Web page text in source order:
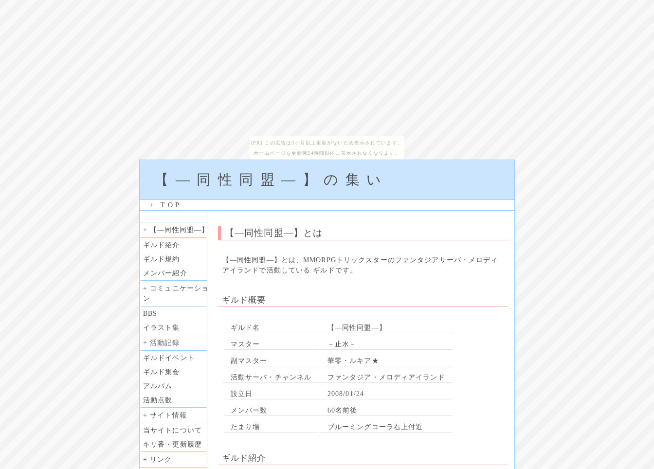
[PR] この広告は3ヶ月以上更新がないため表示されています。
ホームページを更新後24時間以内に表示されなくなります。
【―同性同盟―】の集い
+ TOP
+ 【―同性同盟―】
ギルド紹介
ギルド規約
メンバー紹介
+ コミュニケーショ
ン
BBS
イラスト集
+ 活動記録
ギルドイベント
ギルド集会
アルバム
活動点数
+ サイト情報
当サイトについて
キリ番・更新履歴
+ リンク
【―同性同盟―】とは
【―同性同盟―】とは、MMORPGトリックスターのファンタジアサーバ・メロディ
アイランドで活動している ギルドです。
ギルド概要
ギルド名 【―同性同盟―】
マスター －止水－
副マスター 華零・ルキア★
活動サーバ・チャンネル ファンタジア・メロディアイランド
設立日 2008/01/24
メンバー数 60名前後
たまり場 ブルーミングコーラ右上付近
ギルド紹介